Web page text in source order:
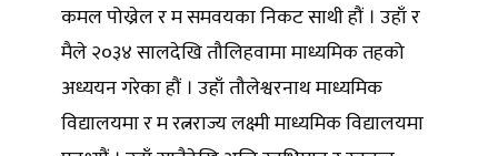
कमल पोख्रेल र म समवयका निकट साथी हौं । उहाँ र
मैले २०३४ सालदेखि तौलिहवामा माध्यमिक तहको
अध्ययन गरेका हौं । उहाँ तौलेश्वरनाथ माध्यमिक
विद्यालयमा र म रत्नराज्य लक्ष्मी माध्यमिक विद्यालयमा